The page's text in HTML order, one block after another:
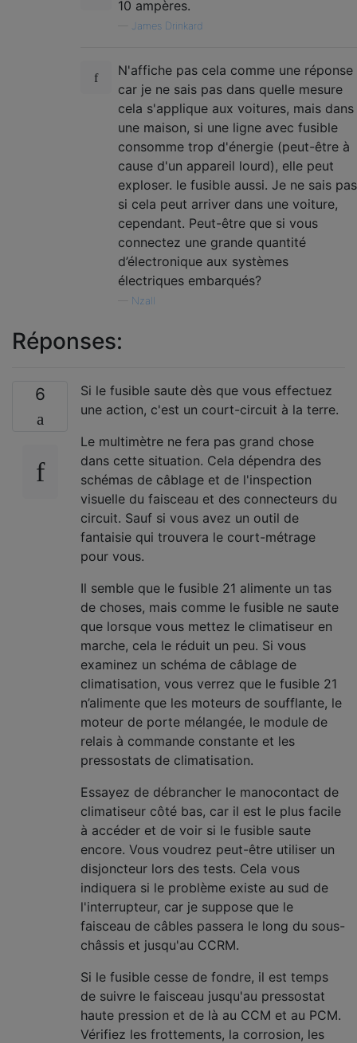
10 ampères.
James Drinkard
N'affiche pas cela comme une réponse
car je ne sais pas dans quelle mesure
cela s'applique aux voitures, mais dans
une maison, si une ligne avec fusible
consomme trop d'énergie (peut-être à
cause d'un appareil lourd), elle peut
exploser. le fusible aussi. Je ne sais pas
si cela peut arriver dans une voiture,
cependant. Peut-être que si vous
connectez une grande quantité
d’électronique aux systèmes
électriques embarqués?
Nzall
Réponses:
6
Si le fusible saute dès que vous effectuez
une action, c'est un court-circuit à la terre.
Le multimètre ne fera pas grand chose
dans cette situation. Cela dépendra des
schémas de câblage et de l'inspection
visuelle du faisceau et des connecteurs du
circuit. Sauf si vous avez un outil de
fantaisie qui trouvera le court-métrage
pour vous.
Il semble que le fusible 21 alimente un tas
de choses, mais comme le fusible ne saute
que lorsque vous mettez le climatiseur en
marche, cela le réduit un peu. Si vous
examinez un schéma de câblage de
climatisation, vous verrez que le fusible 21
n’alimente que les moteurs de soufflante, le
moteur de porte mélangée, le module de
relais à commande constante et les
pressostats de climatisation.
Essayez de débrancher le manocontact de
climatiseur côté bas, car il est le plus facile
à accéder et de voir si le fusible saute
encore. Vous voudrez peut-être utiliser un
disjoncteur lors des tests. Cela vous
indiquera si le problème existe au sud de
l'interrupteur, car je suppose que le
faisceau de câbles passera le long du sous-
châssis et jusqu'au CCRM.
Si le fusible cesse de fondre, il est temps
de suivre le faisceau jusqu'au pressostat
haute pression et de là au CCM et au PCM.
Vérifiez les frottements, la corrosion, les